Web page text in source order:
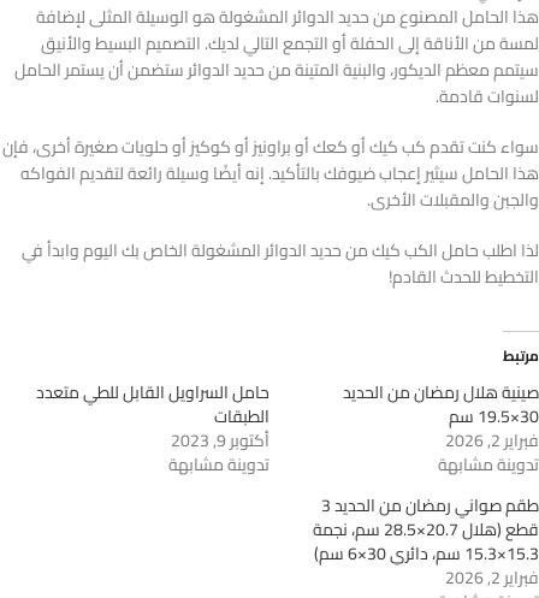
هذا الحامل المصنوع من حديد الدوائر المشغولة هو الوسيلة المثلى لإضافة
لمسة من الأناقة إلى الحفلة أو التجمع التالي لديك. التصميم البسيط والأنيق
سيتمم معظم الديكور، والبنية المتينة من حديد الدوائر ستضمن أن يستمر الحامل
لسنوات قادمة.
سواء كنت تقدم كب كيك أو كعك أو براونيز أو كوكيز أو حلويات صغيرة أخرى، فإن
هذا الحامل سيثير إعجاب ضيوفك بالتأكيد. إنه أيضًا وسيلة رائعة لتقديم الفواكه
والجبن والمقبلات الأخرى.
لذا اطلب حامل الكب كيك من حديد الدوائر المشغولة الخاص بك اليوم وابدأ في
التخطيط للحدث القادم!
مرتبط
صينية هلال رمضان من الحديد
30×19.5 سم
فبراير 2, 2026
تدوينة مشابهة
حامل السراويل القابل للطي متعدد
الطبقات
أكتوبر 9, 2023
تدوينة مشابهة
طقم صواني رمضان من الحديد 3
قطع (هلال 20.7×28.5 سم، نجمة
15.3×15.3 سم، دائري 30×6 سم)
فبراير 2, 2026